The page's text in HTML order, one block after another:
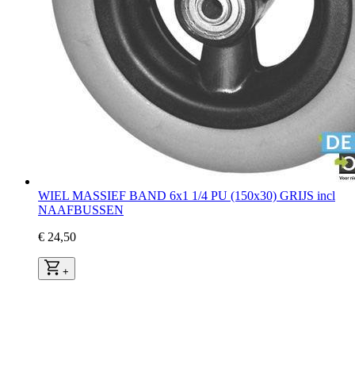
WIEL MASSIEF BAND 6x1 1/4 PU (150x30) GRIJS incl
NAAFBUSSEN
€ 24,50
+